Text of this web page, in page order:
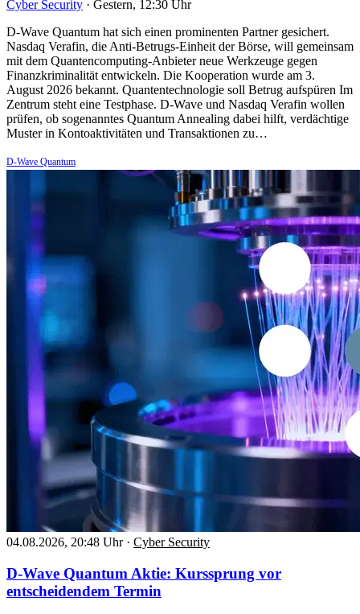
Cyber Security · Gestern, 12:30 Uhr
D-Wave Quantum hat sich einen prominenten Partner gesichert.
Nasdaq Verafin, die Anti-Betrugs-Einheit der Börse, will gemeinsam
mit dem Quantencomputing-Anbieter neue Werkzeuge gegen
Finanzkriminalität entwickeln. Die Kooperation wurde am 3.
August 2026 bekannt. Quantentechnologie soll Betrug aufspüren Im
Zentrum steht eine Testphase. D-Wave und Nasdaq Verafin wollen
prüfen, ob sogenanntes Quantum Annealing dabei hilft, verdächtige
Muster in Kontoaktivitäten und Transaktionen zu…
D-Wave Quantum
04.08.2026, 20:48 Uhr · Cyber Security
D-Wave Quantum Aktie: Kurssprung vor
entscheidendem Termin